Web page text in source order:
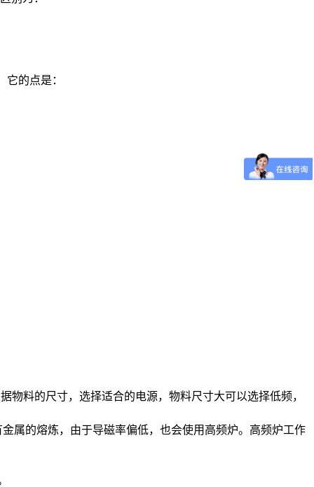
的点是：
料的尺寸，选择适合的电源，物料尺寸大可以选择低频，
的熔炼，由于导磁率偏低，也会使用高频炉。高频炉工作